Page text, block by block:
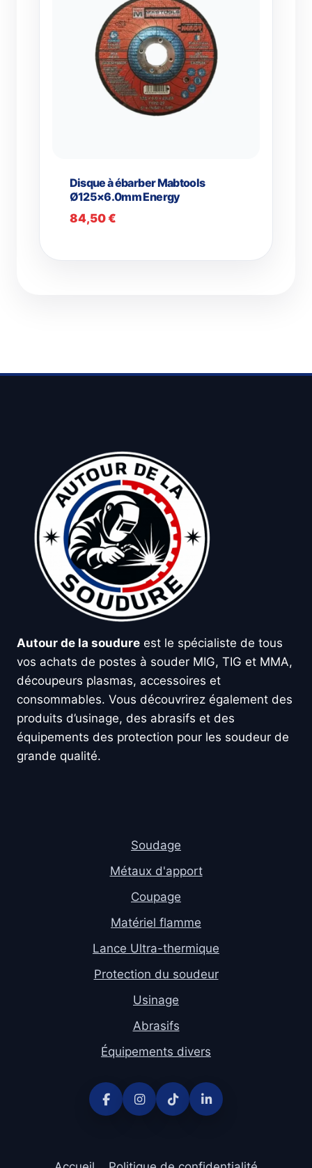
Disque à ébarber Mabtools
Ø125×6.0mm Energy
84,50€
Autour de la soudure est le spécialiste de tous
vos achats de postes à souder MIG, TIG et MMA,
découpeurs plasmas, accessoires et
consommables. Vous découvrirez également des
produits d’usinage, des abrasifs et des
équipements des protection pour les soudeur de
grande qualité.
Soudage
Métaux d'apport
Coupage
Matériel flamme
Lance Ultra-thermique
Protection du soudeur
Usinage
Abrasifs
Équipements divers